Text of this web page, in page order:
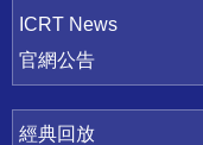
ICRT News
官網公告
經典回放